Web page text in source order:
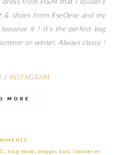
shoes from EseOese and my
loooove it ! It’s the perfect bag
or winter. Always classy !
/ INSTAGRAM
MORE
,blog mode blogger,bois ,canotier en